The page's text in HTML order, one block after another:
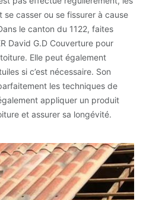
casser ou se fissurer à cause
le canton du 1122, faites
David G.D Couverture pour
Elle peut également
si c’est nécessaire. Son
les techniques de
appliquer un produit
et assurer sa longévité.